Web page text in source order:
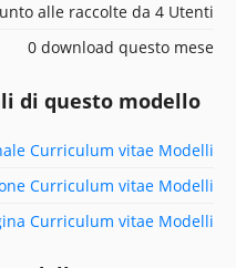
alle raccolte da 4 Utenti
0 download questo mese
di questo modello
Curriculum vitae Modelli
Curriculum vitae Modelli
Curriculum vitae Modelli